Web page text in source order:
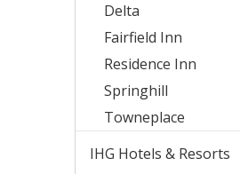
Delta
Fairfield Inn
Residence Inn
Springhill
Towneplace
IHG Hotels & Resorts